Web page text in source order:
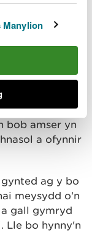
Manylion
ond rydym yn
sylw a
amdanom
fel
bob amser yn
a ofynnir
ag y bo
meysydd o'n
gall gymryd
Lle bo hynny'n